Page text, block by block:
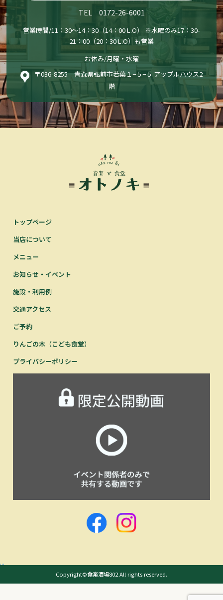
TEL 0172-26-6001
営業時間/11：30〜14：30（14：00 L.O） ※水曜のみ17：30-
21：00（20：30 L.O）も営業
お休み/月曜・水曜
〒036-8255 青森県弘前市若葉１−５−５ アップルハウス2
階
トップページ
当店について
メニュー
お知らせ・イベント
施設・利用例
交通アクセス
ご予約
りんごの木（こども食堂）
プライバシーポリシー
...
Copyright©食楽酒場802 All rights reserved.